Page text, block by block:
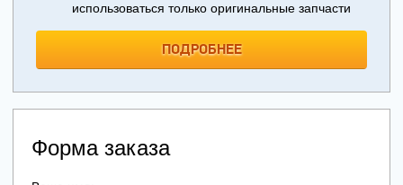
использоваться только оригинальные запчасти
ПОДРОБНЕЕ
Форма заказа